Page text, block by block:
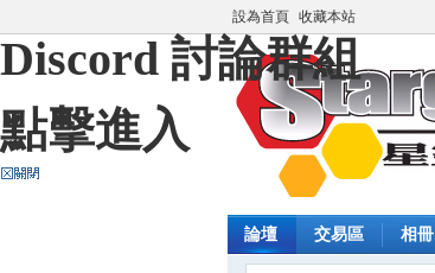
設為首頁 收藏本站
論壇 交易區 相冊
Discord 討論群組
點擊進入